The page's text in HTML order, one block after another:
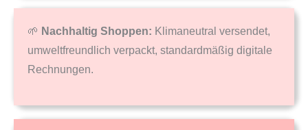
🌱 Nachhaltig Shoppen: Klimaneutral versendet,
umweltfreundlich verpackt, standardmäßig digitale
Rechnungen.